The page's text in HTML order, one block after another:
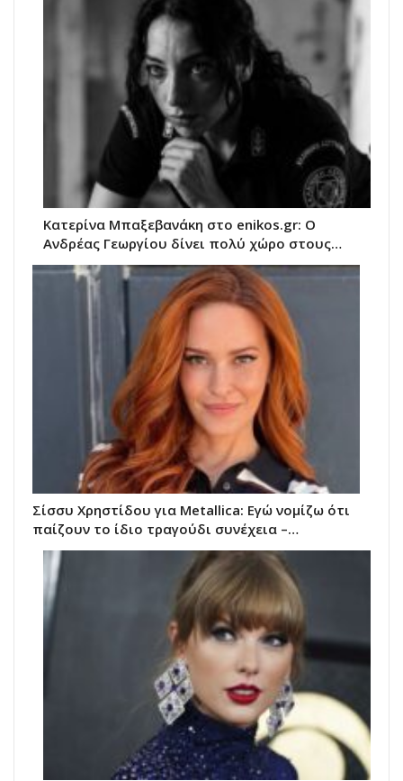
Κατερίνα Μπαξεβανάκη στο enikos.gr: Ο
Ανδρέας Γεωργίου δίνει πολύ χώρο στους…
Σίσσυ Χρηστίδου για Metallica: Εγώ νομίζω ότι
παίζουν το ίδιο τραγούδι συνέχεια –…